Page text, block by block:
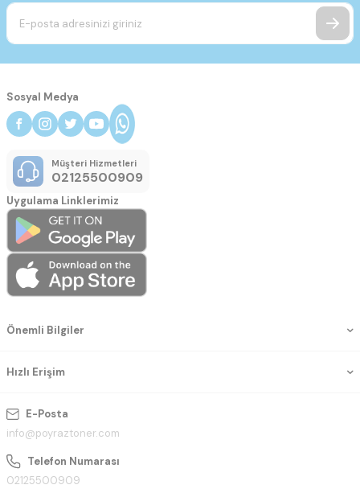
E-Posta
info@poyraztoner.com
Telefon Numarası
02125500909
Önemli Bilgiler
Hızlı Erişim
Sosyal Medya
Müşteri Hizmetleri
02125500909
Uygulama Linklerimiz